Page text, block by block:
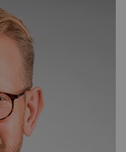
som ger en
antal områden
av den
en introduktion i